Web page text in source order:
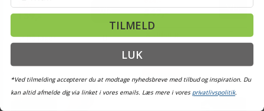
139,- Vis
På lager
549,- Vis
Udsolgt
TILBUD
TILMELD
LUK
*Ved tilmelding accepterer du at modtage nyhedsbreve med tilbud og inspiration. Du
kan altid afmelde dig via linket i vores emails. Læs mere i vores privatlivspolitik.